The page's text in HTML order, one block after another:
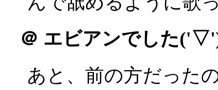
＠ エビアンでした
あと、前の方だった